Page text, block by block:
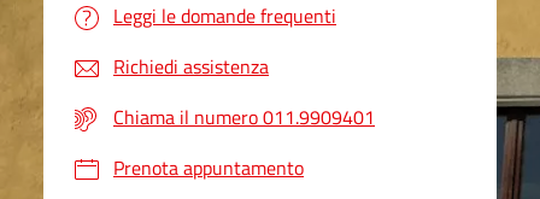
Leggi le domande frequenti
Richiedi assistenza
Chiama il numero 011.9909401
Prenota appuntamento